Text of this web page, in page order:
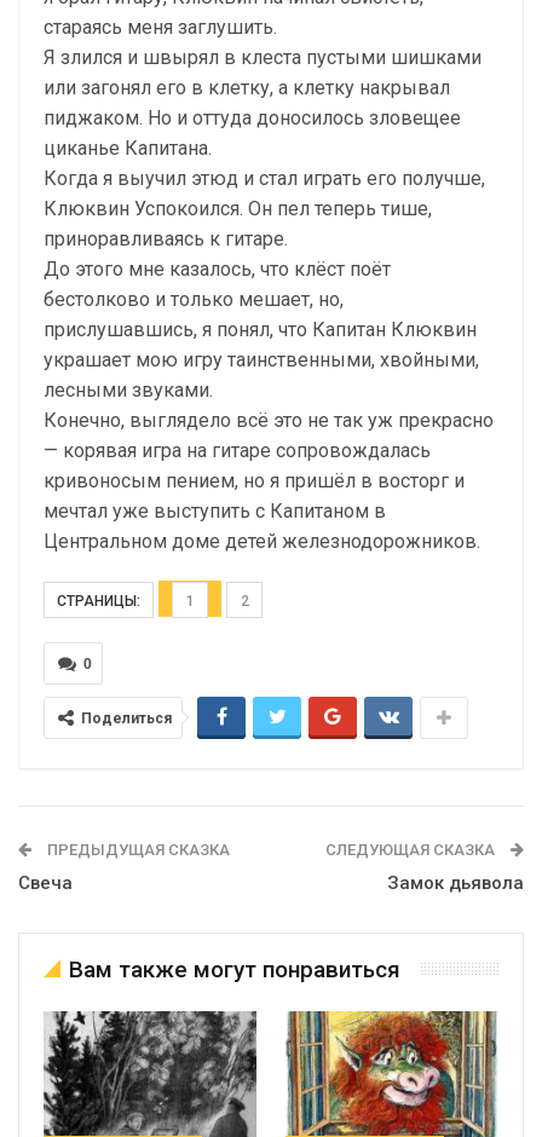
стараясь меня заглушить.
Я злился и швырял в клеста пустыми шишками
или загонял его в клетку, а клетку накрывал
пиджаком. Но и оттуда доносилось зловещее
циканье Капитана.
Когда я выучил этюд и стал играть его получше,
Клюквин Успокоился. Он пел теперь тише,
приноравливаясь к гитаре.
До этого мне казалось, что клёст поёт
бестолково и только мешает, но,
прислушавшись, я понял, что Капитан Клюквин
украшает мою игру таинственными, хвойными,
лесными звуками.
Конечно, выглядело всё это не так уж прекрасно
— корявая игра на гитаре сопровождалась
кривоносым пением, но я пришёл в восторг и
мечтал уже выступить с Капитаном в
Центральном доме детей железнодорожников.
СТРАНИЦЫ: 1 2
0
Поделиться
ПРЕДЫДУЩАЯ СКАЗКА
Свеча
СЛЕДУЮЩАЯ СКАЗКА
Замок дьявола
Вам также могут понравиться